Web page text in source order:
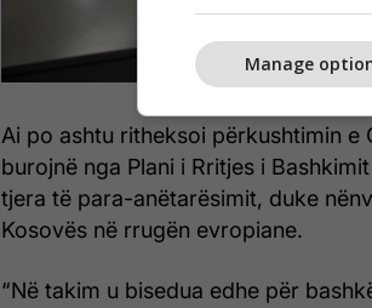
Ai po ashtu ritheksoi përkushtimin e
burojnë nga Plani i Rritjes i
tjera të para-anëtarësimit, duke
Kosovës në rrugën evropiane.
“Në takim u bisedua edhe për
Manage